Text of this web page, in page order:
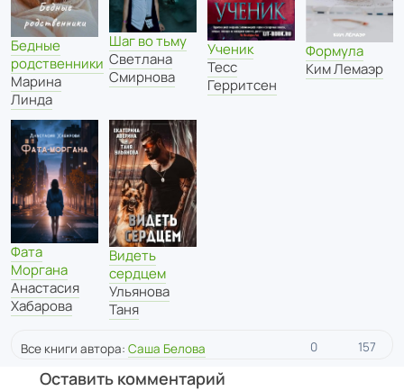
Бедные
родственники
Марина
Линда
Шаг во тьму
Светлана
Смирнова
Ученик
Тесс
Герритсен
Формула
Ким Лемаэр
Фата
Моргана
Анастасия
Хабарова
Видеть
сердцем
Ульянова
Таня
Все книги автора: Саша Белова 0 157
Оставить комментарий